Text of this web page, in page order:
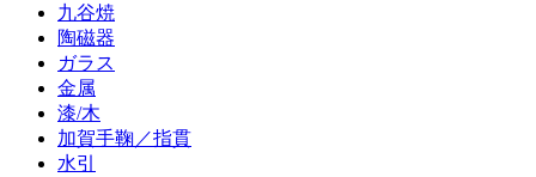
九谷焼
陶磁器
ガラス
金属
漆/木
加賀手鞠／指貫
水引